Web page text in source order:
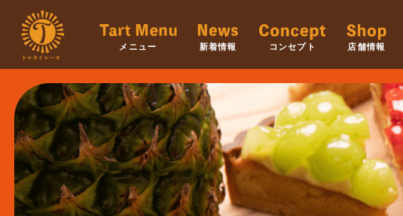
メニュー 新着情報 コンセプト 店舗情報